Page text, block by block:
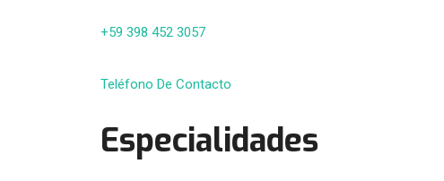
+59 398 452 3057
Teléfono De Contacto
Especialidades